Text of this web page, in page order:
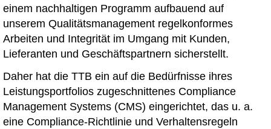
einem nachhaltigen Programm aufbauend auf
unserem Qualitätsmanagement regelkonformes
Arbeiten und Integrität im Umgang mit Kunden,
Lieferanten und Geschäftspartnern sicherstellt.
Daher hat die TTB ein auf die Bedürfnisse ihres
Leistungsportfolios zugeschnittenes Compliance
Management Systems (CMS) eingerichtet, das u. a.
eine Compliance-Richtlinie und Verhaltensregeln